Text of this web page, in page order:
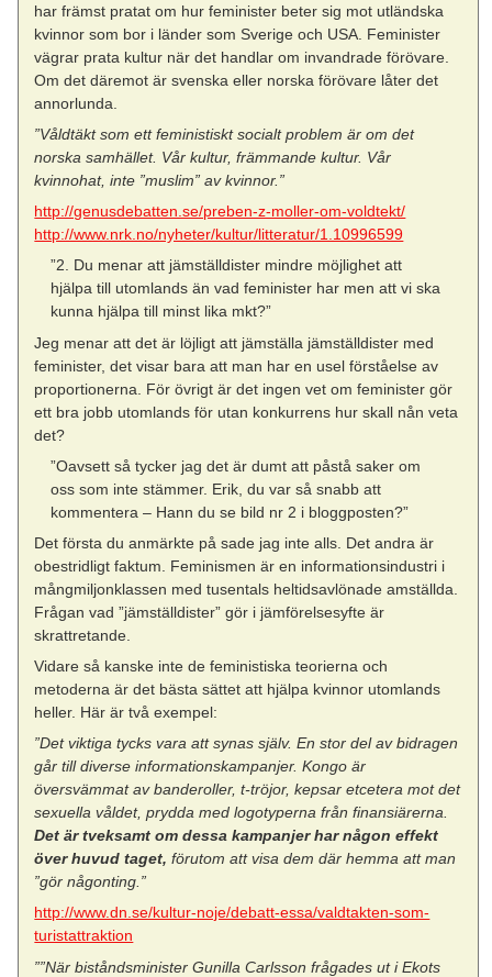
har främst pratat om hur feminister beter sig mot utländska
kvinnor som bor i länder som Sverige och USA. Feminister
vägrar prata kultur när det handlar om invandrade förövare.
Om det däremot är svenska eller norska förövare låter det
annorlunda.
”Våldtäkt som ett feministiskt socialt problem är om det
norska samhället. Vår kultur, främmande kultur. Vår
kvinnohat, inte ”muslim” av kvinnor.”
http://genusdebatten.se/preben-z-moller-om-voldtekt/
http://www.nrk.no/nyheter/kultur/litteratur/1.10996599
”2. Du menar att jämställdister mindre möjlighet att
hjälpa till utomlands än vad feminister har men att vi ska
kunna hjälpa till minst lika mkt?”
Jeg menar att det är löjligt att jämställa jämställdister med
feminister, det visar bara att man har en usel förståelse av
proportionerna. För övrigt är det ingen vet om feminister gör
ett bra jobb utomlands för utan konkurrens hur skall nån veta
det?
”Oavsett så tycker jag det är dumt att påstå saker om
oss som inte stämmer. Erik, du var så snabb att
kommentera – Hann du se bild nr 2 i bloggposten?”
Det första du anmärkte på sade jag inte alls. Det andra är
obestridligt faktum. Feminismen är en informationsindustri i
mångmiljonklassen med tusentals heltidsavlönade amställda.
Frågan vad ”jämställdister” gör i jämförelsesyfte är
skrattretande.
Vidare så kanske inte de feministiska teorierna och
metoderna är det bästa sättet att hjälpa kvinnor utomlands
heller. Här är två exempel:
”Det viktiga tycks vara att synas själv. En stor del av bidragen
går till diverse informationskampanjer. Kongo är
översvämmat av banderoller, t-tröjor, kepsar etcetera mot det
sexuella våldet, prydda med logotyperna från finansiärerna.
Det är tveksamt om dessa kampanjer har någon effekt
över huvud taget, förutom att visa dem där hemma att man
”gör någonting.”
http://www.dn.se/kultur-noje/debatt-essa/valdtakten-som-
turistattraktion
””När biståndsminister Gunilla Carlsson frågades ut i Ekots